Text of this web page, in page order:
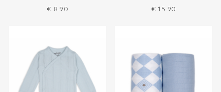
€ 8.90 € 15.90